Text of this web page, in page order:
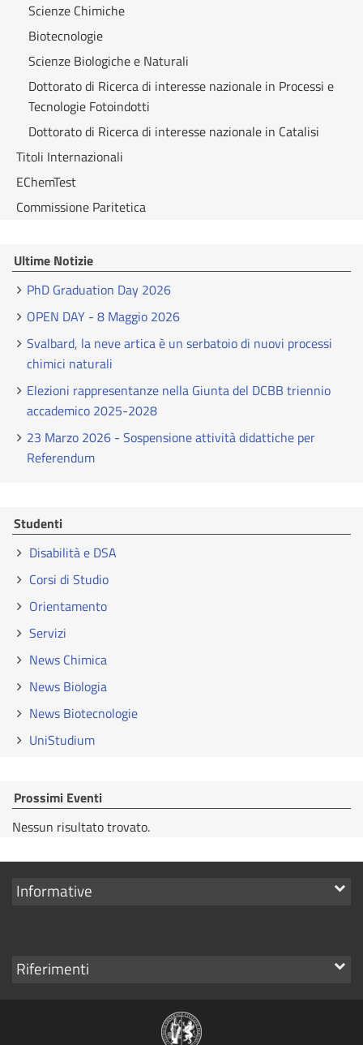
Scienze Chimiche
Biotecnologie
Scienze Biologiche e Naturali
Dottorato di Ricerca di interesse nazionale in Processi e
Tecnologie Fotoindotti
Dottorato di Ricerca di interesse nazionale in Catalisi
Titoli Internazionali
EChemTest
Commissione Paritetica
Ultime Notizie
PhD Graduation Day 2026
OPEN DAY - 8 Maggio 2026
Svalbard, la neve artica è un serbatoio di nuovi processi
chimici naturali
Elezioni rappresentanze nella Giunta del DCBB triennio
accademico 2025-2028
23 Marzo 2026 - Sospensione attività didattiche per
Referendum
Studenti
Disabilità e DSA
Corsi di Studio
Orientamento
Servizi
News Chimica
News Biologia
News Biotecnologie
UniStudium
Prossimi Eventi
Nessun risultato trovato.
Mostra
Informative
Mostra
Riferimenti